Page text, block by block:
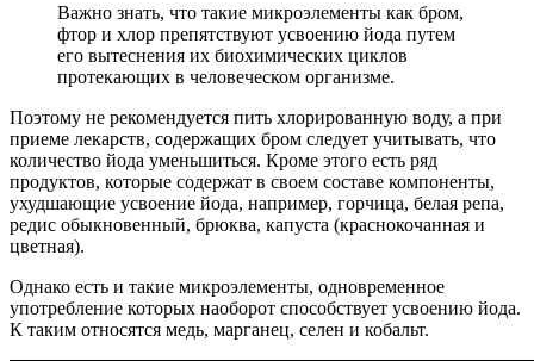
Важно знать, что такие микроэлементы как бром,
фтор и хлор препятствуют усвоению йода путем
его вытеснения их биохимических циклов
протекающих в человеческом организме.
Поэтому не рекомендуется пить хлорированную воду, а при
приеме лекарств, содержащих бром следует учитывать, что
количество йода уменьшиться. Кроме этого есть ряд
продуктов, которые содержат в своем составе компоненты,
ухудшающие усвоение йода, например, горчица, белая репа,
редис обыкновенный, брюква, капуста (краснокочанная и
цветная).
Однако есть и такие микроэлементы, одновременное
употребление которых наоборот способствует усвоению йода.
К таким относятся медь, марганец, селен и кобальт.